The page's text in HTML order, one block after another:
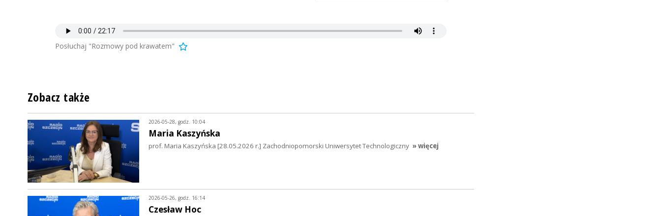
Posłuchaj "Rozmowy pod krawatem"
Zobacz także
2026-05-28, godz. 10:04
Maria Kaszyńska
prof. Maria Kaszyńska [28.05.2026 r.] Zachodniopomorski Uniwersytet Technologiczny » więcej
2026-05-26, godz. 16:14
Czesław Hoc